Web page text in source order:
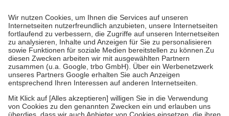
höchstens zehn Euro.
Es sind jedoch nie mehr als die tatsächlichen
Kosten der Leistung zu entrichten.
Diese Regeln gelten grundsätzlich auch für Online-Apotheken.
Bei Heilmitteln und häuslicher Krankenpflege beträgt die
Zuzahlung zehn Prozent der Kosten sowie zehn Euro je
Verordnung.
Um das Engagement der Versicherten für ihre eigene Gesundheit zu
stärken und die besondere Stellung der Familie zu unterstützen,
fallenkeine Zuzahlungenan bei:
• Kindern und Jugendlichen bis zum vollendeten 18. Lebensjahr